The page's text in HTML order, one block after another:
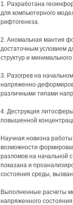
1. Разработана
для компьютерного
рифтогенеза.
2. Аномальная мантия
достаточным условием
структур и
3. Разогрев на
напряженно-
различными типами
4. Деструкция
повышенной
Научная новизна
возможности
разломов на начальной
показана и
состояния среды,
Выполненные расчеты
напряженного